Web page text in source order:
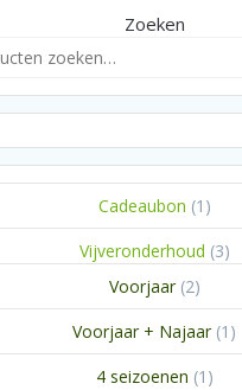
Zoeken
Cadeaubon 1 1
Vijveronderhoud 33
Voorjaar 22
Voorjaar + Najaar 1 1
4 seizoenen 1 1